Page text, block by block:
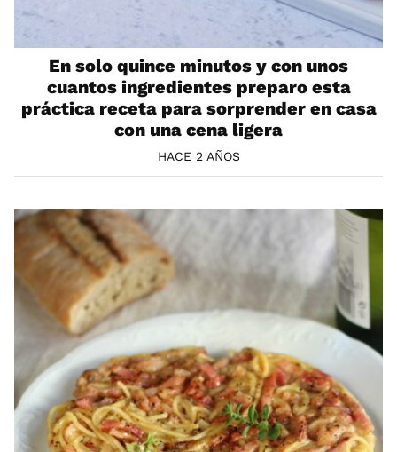
En solo quince minutos y con unos
cuantos ingredientes preparo esta
práctica receta para sorprender en casa
con una cena ligera
HACE 2 AÑOS